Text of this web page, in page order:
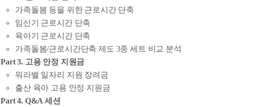
가족돌봄 등을 위한 근로시간 단축
임신기 근로시간 단축
육아기 근로시간 단축
가족돌봄/근로시간단축 제도 3종 세트 비교 분석
Part 3. 고용 안정 지원금
워라밸 일자리 지원 장려금
출산 육아 고용 안정 지원금
Part 4. Q&A 세션